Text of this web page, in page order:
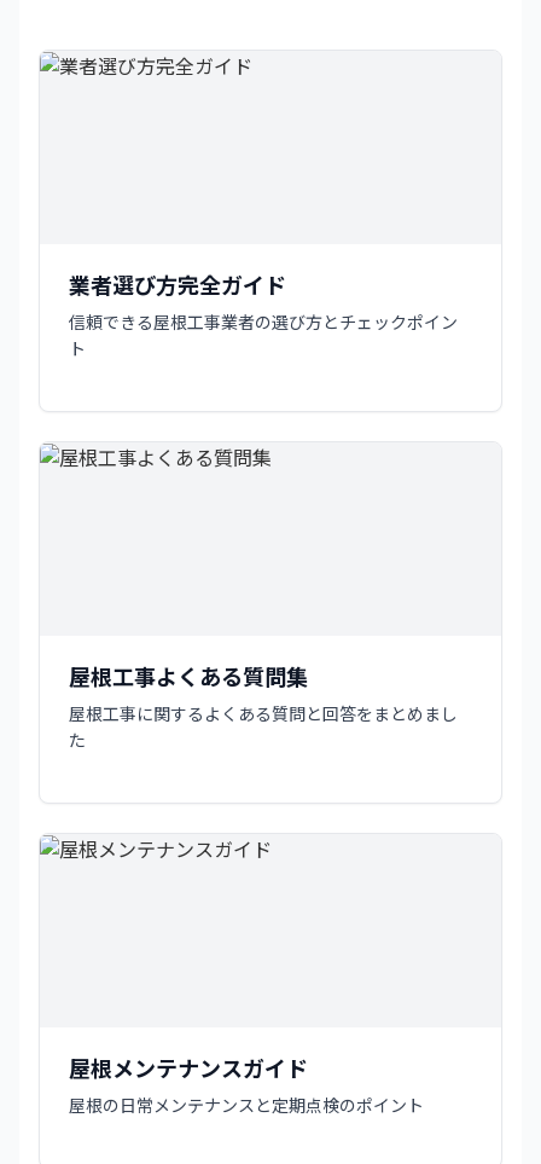
業者選び方完全ガイド
信頼できる屋根工事業者の選び方とチェックポイン
ト
屋根工事よくある質問集
屋根工事に関するよくある質問と回答をまとめまし
た
屋根メンテナンスガイド
屋根の日常メンテナンスと定期点検のポイント